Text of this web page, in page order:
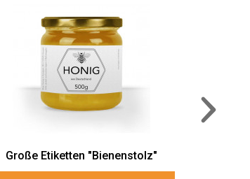
Mini-Honigetiketten "Bienenstolz"
AUSWÄHLEN